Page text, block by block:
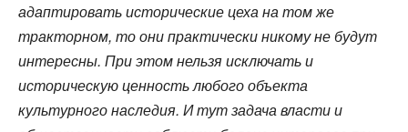
адаптировать исторические цеха на том же
тракторном, то они практически никому не будут
интересны. При этом нельзя исключать и
историческую ценность любого объекта
культурного наследия. И тут задача власти и